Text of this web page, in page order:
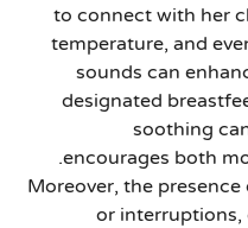
to connect with her
temperature, and
sounds can
designated
soothing
encourages both
Moreover, the
or interruptions,